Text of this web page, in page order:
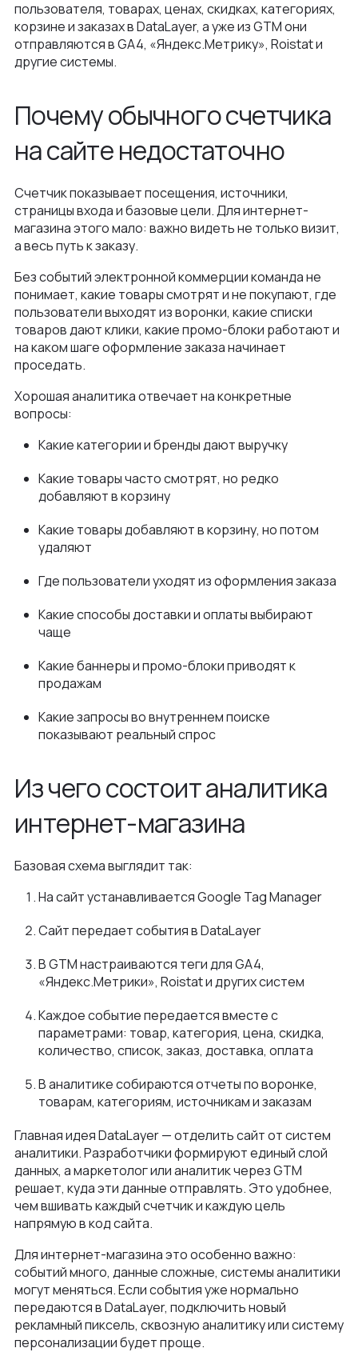
пользователя, товарах, ценах, скидках, категориях,
корзине и заказах в DataLayer, а уже из GTM они
отправляются в GA4, «Яндекс.Метрику», Roistat и
другие системы.
Почему обычного счетчика
на сайте недостаточно
Счетчик показывает посещения, источники,
страницы входа и базовые цели. Для интернет-
магазина этого мало: важно видеть не только визит,
а весь путь к заказу.
Без событий электронной коммерции команда не
понимает, какие товары смотрят и не покупают, где
пользователи выходят из воронки, какие списки
товаров дают клики, какие промо-блоки работают и
на каком шаге оформление заказа начинает
проседать.
Хорошая аналитика отвечает на конкретные
вопросы:
Какие категории и бренды дают выручку
Какие товары часто смотрят, но редко
добавляют в корзину
Какие товары добавляют в корзину, но потом
удаляют
Где пользователи уходят из оформления заказа
Какие способы доставки и оплаты выбирают
чаще
Какие баннеры и промо-блоки приводят к
продажам
Какие запросы во внутреннем поиске
показывают реальный спрос
Из чего состоит аналитика
интернет-магазина
Базовая схема выглядит так:
На сайт устанавливается Google Tag Manager
Сайт передает события в DataLayer
В GTM настраиваются теги для GA4,
«Яндекс.Метрики», Roistat и других систем
Каждое событие передается вместе с
параметрами: товар, категория, цена, скидка,
количество, список, заказ, доставка, оплата
В аналитике собираются отчеты по воронке,
товарам, категориям, источникам и заказам
Главная идея DataLayer — отделить сайт от систем
аналитики. Разработчики формируют единый слой
данных, а маркетолог или аналитик через GTM
решает, куда эти данные отправлять. Это удобнее,
чем вшивать каждый счетчик и каждую цель
напрямую в код сайта.
Для интернет-магазина это особенно важно:
событий много, данные сложные, системы аналитики
могут меняться. Если события уже нормально
передаются в DataLayer, подключить новый
рекламный пиксель, сквозную аналитику или систему
персонализации будет проще.